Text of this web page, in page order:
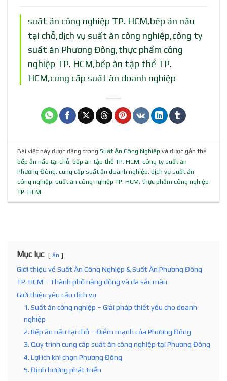
Mục lục ẩn
Giới thiệu về Suất Ăn Công Nghiệp & Suất Ăn Phương Đông
TP. HCM – Thành phố năng động và đa sắc màu
Giới thiệu yêu cầu dịch vụ
1. Suất ăn công nghiệp – Giải pháp thiết yếu cho doanh
nghiệp
2. Bếp ăn nấu tại chỗ – Điểm mạnh của Phương Đông
3. Quy trình cung cấp suất ăn công nghiệp tại Phương Đông
4. Lợi ích khi chọn Phương Đông
5. Định hướng phát triển
suất ăn công nghiệp TP. HCM,bếp ăn nấu
tại chỗ,dịch vụ suất ăn công nghiệp,công ty
suất ăn Phương Đông,thực phẩm công
nghiệp TP. HCM,bếp ăn tập thể TP.
HCM,cung cấp suất ăn doanh nghiệp
Bài viết này được đăng trongSuất Ăn Công Nghiệp và được gắn thẻ
bếp ăn nấu tại chỗ,bếp ăn tập thể TP. HCM,công ty suất ăn
Phương Đông,cung cấp suất ăn doanh nghiệp,dịch vụ suất ăn
công nghiệp,suất ăn công nghiệp TP. HCM,thực phẩm công nghiệp
TP. HCM.